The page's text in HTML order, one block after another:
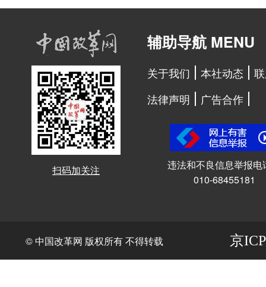
扫码加关注
辅助导航 MENU
关于我们 本社动态
法律声明
广告合作
违法和不良信息举报电
010-68455181
© 中国改革网 版权所有 不得转载 京